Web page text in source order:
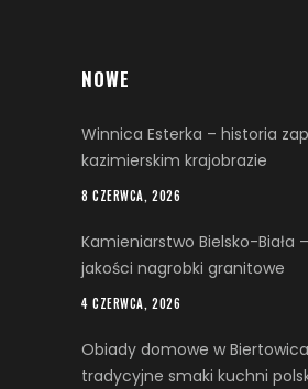
NOWE
Winnica Esterka – historia
kazimierskim krajobrazie
8 CZERWCA, 2026
Kamieniarstwo Bielsko-Biała
jakości nagrobki granitowe
4 CZERWCA, 2026
Obiady domowe w
tradycyjne smaki kuchni